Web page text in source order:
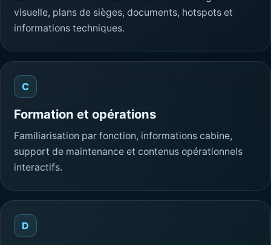
visuelle, plans de sièges, documents, hotspots et
informations techniques.
C
Formation et opérations
Familiarisation par fonction, informations cabine,
support de maintenance et contenus opérationnels
interactifs.
D